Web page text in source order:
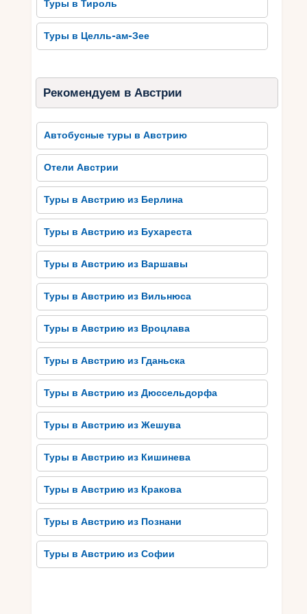
Не забудьте о перерывах на обед и ужин, а
также о времени отдыха и релакса. Будьте
гибкими и позвольте себе изменить план, если
новое или провести много времени на одном из
любимых спусков. Важно помнить, что главная
цель – наслаждаться горнолыжными
приключениями и создавать незабываемые
воспоминания.
Занятия Горнолыжным
Спортом: Учимся и
Совершенствуемся
Во время занятий горнолыжным спортом в
Хинтерштодере мы имеем возможность учиться
и совершенствовать свои навыки. Это
незабываемый опыт, позволяющий развиваться
и улучшать свою технику катания на лыжах. В
Хинтерштодере есть отличные условия для
тренировок, удобные трассы и современные
подъемники.
Независимо от вашего уровня подготовки,
здесь вы сможете найти подходящие вам
трассы. Инструкторы предлагают
профессиональное обучение и консультации,
чтобы помочь вам улучшить свои навыки и
получить больше удовольствия от
горнолыжного спорта.
Каждый день на лыжах – это новый шанс стать
лучше и насладиться волшебной атмосферой
горы. Занятия горнолыжным спортом в
Хинтерштодере – это не только активный
отдых, но и возможность самореализоваться в
Туры в Тироль
Туры в Целль-ам-Зее
Рекомендуем в Австрии
Автобусные туры в Австрию
Отели Австрии
Туры в Австрию из Берлина
Туры в Австрию из Бухареста
Туры в Австрию из Варшавы
Туры в Австрию из Вильнюса
Туры в Австрию из Вроцлава
Туры в Австрию из Гданьска
Туры в Австрию из Дюссельдорфа
Туры в Австрию из Жешува
Туры в Австрию из Кишинева
Туры в Австрию из Кракова
Туры в Австрию из Познани
Туры в Австрию из Софии